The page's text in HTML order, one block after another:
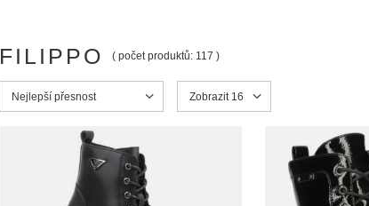
FILIPPO ( počet produktů: 117 )
Zmień sortowanie
Nejlepší přesnost Zmień ilość wyświetlanych produktów
Zobrazit 16